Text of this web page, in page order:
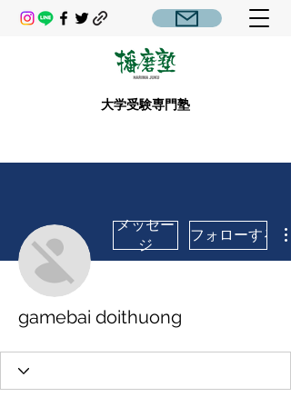
大学受験専門塾
メッセー
ジ
フォローする
gamebai doithuong